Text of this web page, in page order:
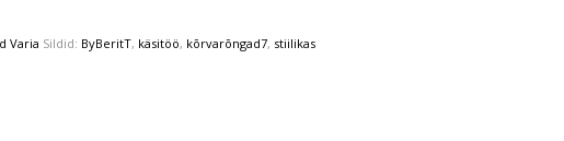
Varia Sildid: ByBeritT, käsitöö, kõrvarõngad7, stiilikas